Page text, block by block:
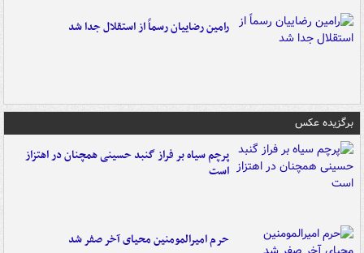
رامین رضاییان رسماً از استقلال جدا شد
برگزیده عکس
پرچم سیاه بر فراز گنبد حسینی همچنان در اهتزاز
است
حرم امیرالمومنین محیای آخر صفر شد